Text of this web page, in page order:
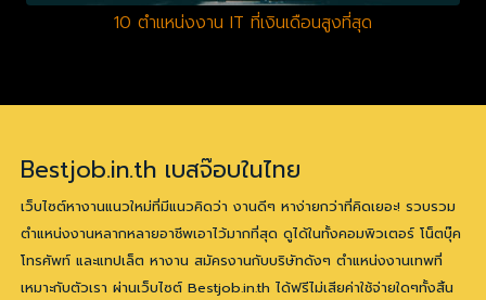
10 ตำแหน่งงาน IT ที่เงินเดือนสูงที่สุด
Bestjob.in.th เบสจ๊อบในไทย
เว็บไซต์หางานแนวใหม่ที่มีแนวคิดว่า งานดีๆ หาง่ายกว่าที่คิดเยอะ! รวบรวม
ตำแหน่งงานหลากหลายอาชีพเอาไว้มากที่สุด ดูได้ในทั้งคอมพิวเตอร์ โน็ตบุ๊ค
โทรศัพท์ และแทปเล็ต หางาน สมัครงานกับบริษัทดังๆ ตำแหน่งงานเทพที่
เหมาะกับตัวเรา ผ่านเว็บไซต์ Bestjob.in.th ได้ฟรีไม่เสียค่าใช้จ่ายใดๆทั้งสิ้น